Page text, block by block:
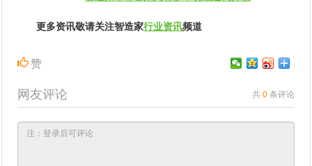
更多资讯敬请关注智造家行业资讯频道
赞
网友评论 共0 条评论